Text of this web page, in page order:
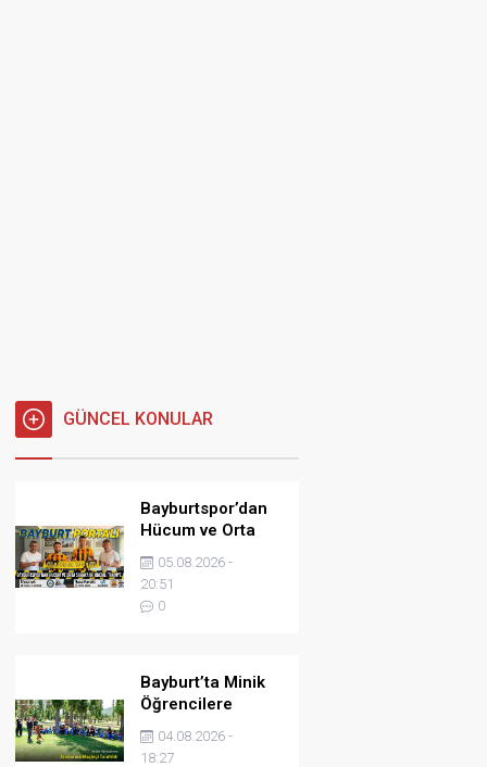
GÜNCEL KONULAR
Bayburtspor’dan
Hücum ve Orta
Sahaya İki Önemli
Takviye
05.08.2026 -
20:51
0
Bayburt’ta Minik
Öğrencilere
Jandarma
Mesleği Tanıtıldı
04.08.2026 -
18:27